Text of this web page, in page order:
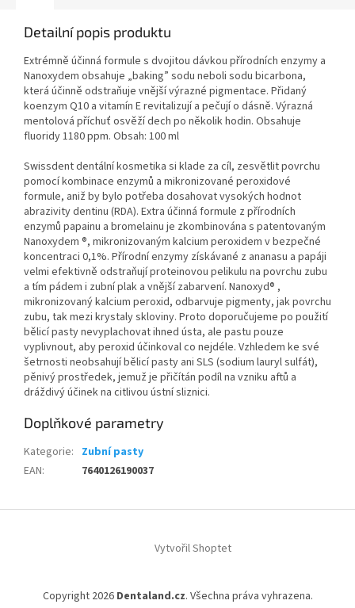
Detailní popis produktu
Extrémně účinná formule s dvojitou dávkou přírodních enzymy a
Nanoxydem obsahuje „baking” sodu neboli sodu bicarbona,
která účinně odstraňuje vnější výrazné pigmentace. Přidaný
koenzym Q10 a vitamín E revitalizují a pečují o dásně. Výrazná
mentolová příchuť osvěží dech po několik hodin. Obsahuje
fluoridy 1180 ppm. Obsah: 100 ml
Swissdent dentální kosmetika si klade za cíl, zesvětlit povrchu
pomocí kombinace enzymů a mikronizované peroxidové
formule, aniž by bylo potřeba dosahovat vysokých hodnot
abrazivity dentinu (RDA). Extra účinná formule z přírodních
enzymů papainu a bromelainu je zkombinována s patentovaným
Nanoxydem ®, mikronizovaným kalcium peroxidem v bezpečné
koncentraci 0,1%. Přírodní enzymy získávané z ananasu a papáji
velmi efektivně odstraňují proteinovou pelikulu na povrchu zubu
a tím pádem i zubní plak a vnější zabarvení. Nanoxyd® ,
mikronizovaný kalcium peroxid, odbarvuje pigmenty, jak povrchu
zubu, tak mezi krystaly skloviny. Proto doporučujeme po použití
bělicí pasty nevyplachovat ihned ústa, ale pastu pouze
vyplivnout, aby peroxid účinkoval co nejdéle. Vzhledem ke své
šetrnosti neobsahují bělicí pasty ani SLS (sodium lauryl sulfát),
pěnivý prostředek, jemuž je přičítán podíl na vzniku aftů a
dráždivý účinek na citlivou ústní sliznici.
Doplňkové parametry
Kategorie: Zubní pasty
EAN: 7640126190037
Vytvořil Shoptet
Copyright 2026 Dentaland.cz. Všechna práva vyhrazena.